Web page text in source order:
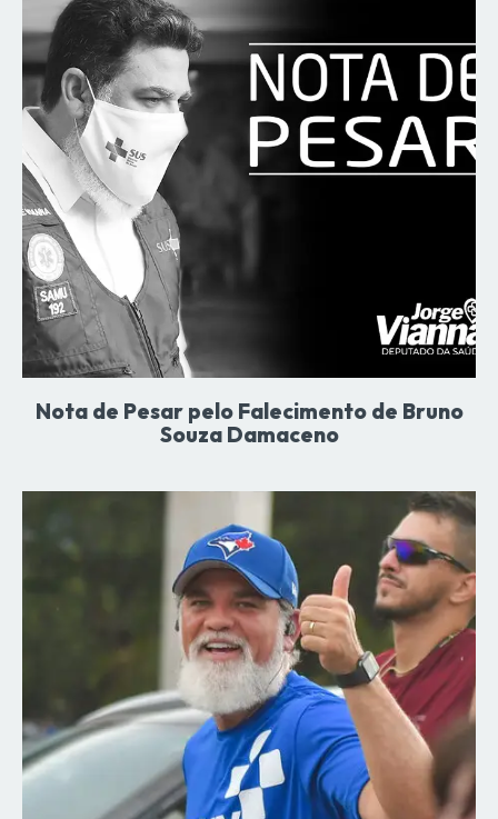
Nota de Pesar pelo Falecimento de Bruno
Souza Damaceno